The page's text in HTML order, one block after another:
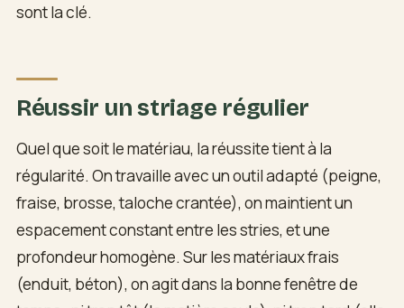
sont la clé.
Réussir un striage régulier
Quel que soit le matériau, la réussite tient à la
régularité. On travaille avec un outil adapté (peigne,
fraise, brosse, taloche crantée), on maintient un
espacement constant entre les stries, et une
profondeur homogène. Sur les matériaux frais
(enduit, béton), on agit dans la bonne fenêtre de